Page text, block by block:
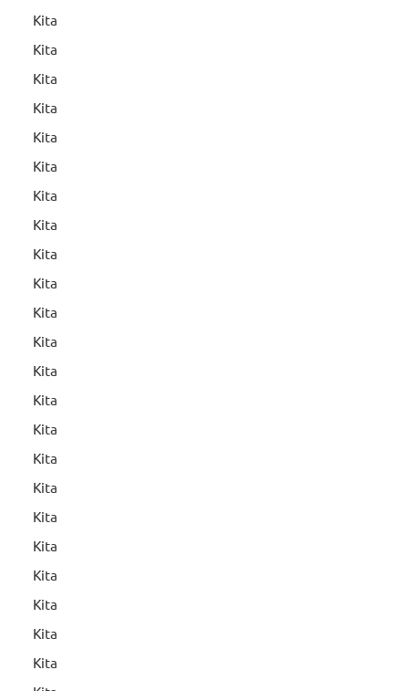
Kita
Kita
Kita
Kita
Kita
Kita
Kita
Kita
Kita
Kita
Kita
Kita
Kita
Kita
Kita
Kita
Kita
Kita
Kita
Kita
Kita
Kita
Kita